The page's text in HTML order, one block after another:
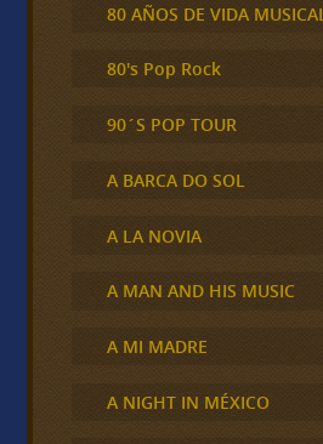
80 AÑOS DE VIDA MUSICAL
80's Pop Rock
90´S POP TOUR
A BARCA DO SOL
A LA NOVIA
A MAN AND HIS MUSIC
A MI MADRE
A NIGHT IN MÉXICO